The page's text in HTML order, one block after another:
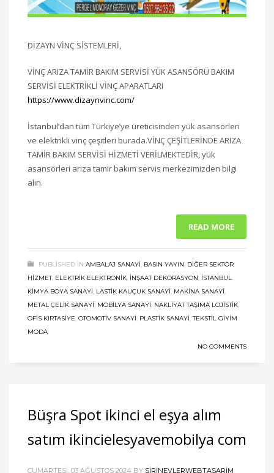
DİZAYN VİNÇ SİSTEMLERİ,
VİNÇ ARIZA TAMİR BAKIM SERVİSİ YÜK ASANSÖRÜ BAKIM
SERVİSİ ELEKTRİKLİ VİNÇ APARATLARI
https://www.dizaynvinc.com/
İstanbul’dan tüm Türkiye’ye üreticisinden yük asansörleri
ve elektrikli vinç çeşitleri burada.VİNÇ ÇEŞİTLERİNDE ARIZA
TAMİR BAKIM SERVİSİ HİZMETİ VERİLMEKTEDİR, yük
asansörleri arıza tamir bakım servis merkezimizden bilgi
alın.
READ MORE
PUBLISHED IN AMBALAJ SANAYI, BASIN YAYIN, DIĞER SEKTÖR
HIZMET, ELEKTRIK ELEKTRONIK, İNŞAAT DEKORASYON, ISTANBUL,
KIMYA BOYA SANAYI, LASTIK KAUÇUK SANAYI, MAKINA SANAYI,
METAL ÇELIK SANAYI, MOBILYA SANAYI, NAKLIYAT TAŞIMA LOJISTIK,
OFIS KIRTASIYE, OTOMOTIV SANAYI, PLASTIK SANAYI,TEKSTIL GIYIM
MODA
NO COMMENTS
Büşra Spot ikinci el eşya alım
satım ikincielesyavemobilya com
CUMARTESI, 03 AĞUSTOS 2024 BY SIRINEVLERWEBTASARIM